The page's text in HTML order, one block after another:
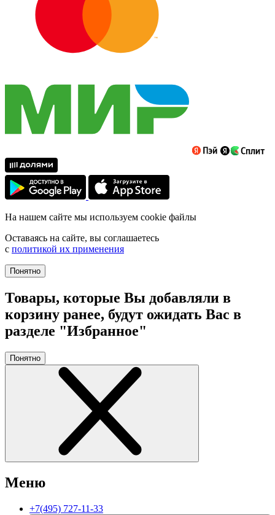
На нашем сайте мы используем cookie файлы
Оставаясь на сайте, вы соглашаетесь
с политикой их применения
Понятно
Товары, которые Вы добавляли в
корзину ранее, будут ожидать Вас в
разделе "Избранное"
Понятно
Меню
+7(495) 727-11-33